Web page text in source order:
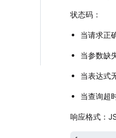
状态码：
当请求正
当参数缺
当表达式
当查询超
响应格式：